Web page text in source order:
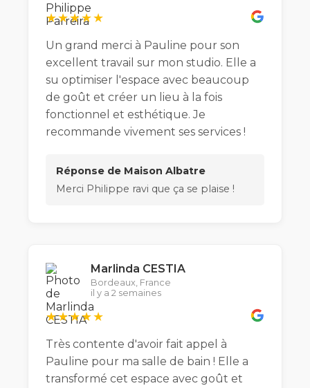
★★★★★
Un grand merci à Pauline pour son
excellent travail sur mon studio. Elle a
su optimiser l'espace avec beaucoup
de goût et créer un lieu à la fois
fonctionnel et esthétique. Je
recommande vivement ses services !
Réponse de Maison Albatre
Merci Philippe ravi que ça se plaise !
Marlinda CESTIA
Bordeaux, France
il y a 2 semaines
★★★★★
Très contente d'avoir fait appel à
Pauline pour ma salle de bain ! Elle a
transformé cet espace avec goût et